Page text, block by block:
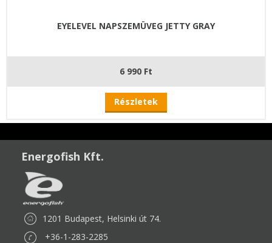
EYELEVEL NAPSZEMÜVEG JETTY GRAY
6 990 Ft
Részletek
Energofish Kft.
1201 Budapest, Helsinki út 74.
+36-1-283-2285